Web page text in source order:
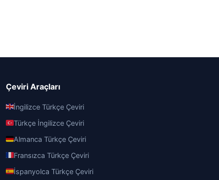
Çeviri Araçları
İngilizce Türkçe Çeviri
Türkçe İngilizce Çeviri
Almanca Türkçe Çeviri
Fransızca Türkçe Çeviri
İspanyolca Türkçe Çeviri